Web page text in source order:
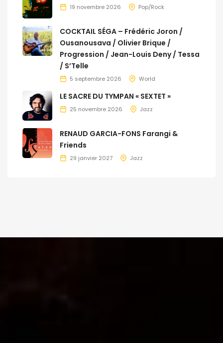
19 novembre 2026 Pop/Rock
COCKTAIL SÉGA – Frédéric Joron /
Ousanousava / Olivier Brique /
Progression / Jean-Louis Deny / Tessa
/ S’Telle
5 septembre 2026 World
LE SACRE DU TYMPAN « SEXTET »
25 novembre 2026 Jazz
RENAUD GARCIA-FONS Farangi &
Friends
29 janvier 2027 Jazz